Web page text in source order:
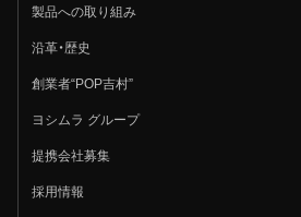
製品への取り組み
沿革・歴史
創業者“POP吉村”
ヨシムラ グループ
提携会社募集
採用情報